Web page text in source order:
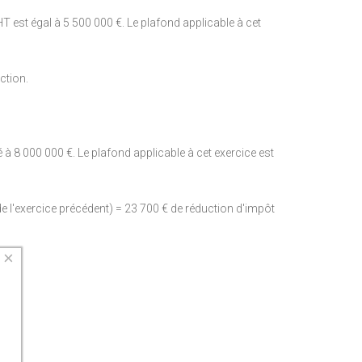
est égal à 5 500 000 €. Le plafond applicable à cet
8 000 000 €. Le plafond applicable à cet exercice est
l'exercice précédent) = 23 700 € de réduction d'impôt
×